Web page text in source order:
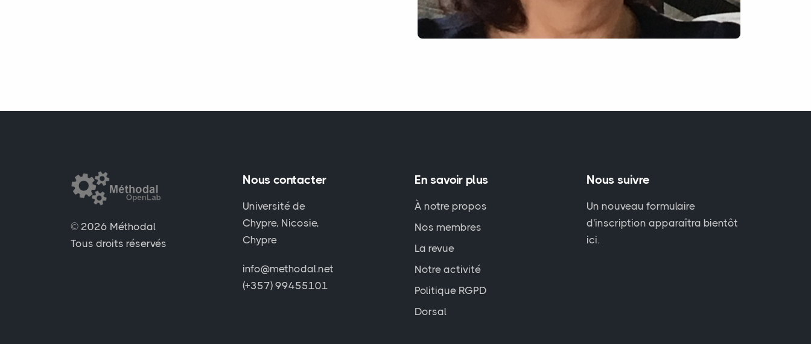
© 2026 Méthodal
Tous droits réservés
Nous contacter
Université de
Chypre, Nicosie,
Chypre
info@methodal.net
(+357) 99455101
En savoir plus
À notre propos
Nos membres
La revue
Notre activité
Politique RGPD
Dorsal
Nous suivre
Un nouveau formulaire
d'inscription apparaîtra bientôt
ici.